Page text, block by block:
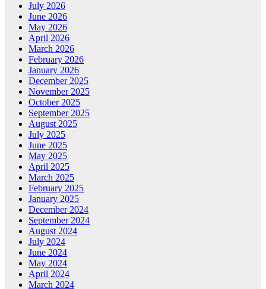
July 2026
June 2026
May 2026
April 2026
March 2026
February 2026
January 2026
December 2025
November 2025
October 2025
September 2025
August 2025
July 2025
June 2025
May 2025
April 2025
March 2025
February 2025
January 2025
December 2024
September 2024
August 2024
July 2024
June 2024
May 2024
April 2024
March 2024